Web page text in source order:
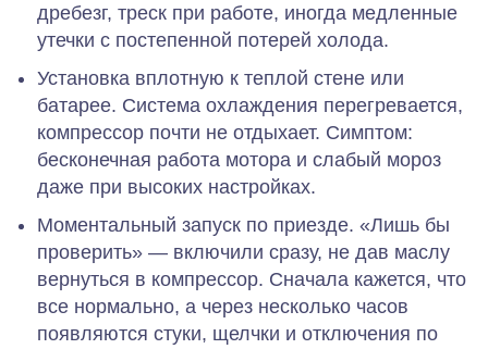
дребезг, треск при работе, иногда медленные
утечки с постепенной потерей холода.
Установка вплотную к теплой стене или
батарее. Система охлаждения перегревается,
компрессор почти не отдыхает. Симптом:
бесконечная работа мотора и слабый мороз
даже при высоких настройках.
Моментальный запуск по приезде. «Лишь бы
проверить» — включили сразу, не дав маслу
вернуться в компрессор. Сначала кажется, что
все нормально, а через несколько часов
появляются стуки, щелчки и отключения по